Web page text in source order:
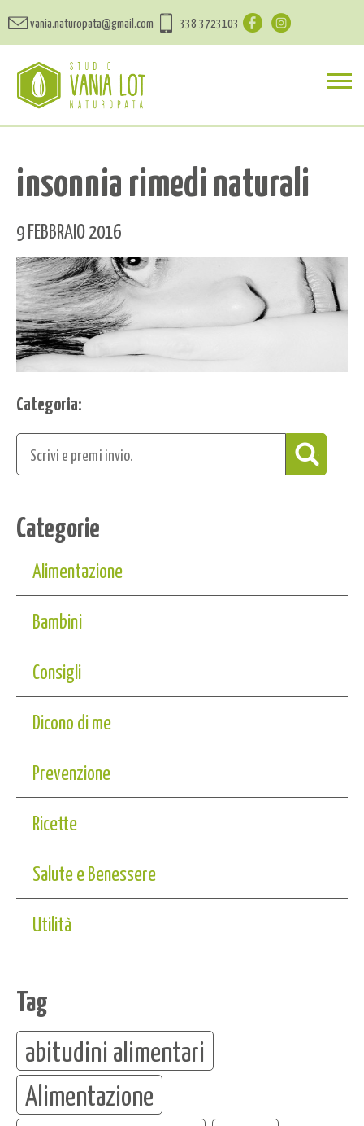
vania.naturopata@gmail.com 338 3723103
insonnia rimedi naturali
9 FEBBRAIO 2016
Categoria:
Categorie
Alimentazione
Bambini
Consigli
Dicono di me
Prevenzione
Ricette
Salute e Benessere
Utilità
Tag
abitudini alimentari
Alimentazione